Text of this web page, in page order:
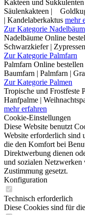
Kakteen und
Säulenkakteen |
| Kandelaberkaktus mehr
Zur Kategorie
Nadelbäume Online
Schwarzkiefer |
Zur Kategorie Palmfarn
Palmfarn Online bestellen
Baumfarn | Palmfarn |
Zur Kategorie Palmen
Tropische und Frostfeste
Hanfpalme |
mehr erfahren
Cookie-Einstellungen
Diese Website benutzt
Website erforderlich sind
die den Komfort bei
Direktwerbung dienen
und sozialen
Zustimmung gesetzt.
Konfiguration
Technisch erforderlich
Diese Cookies sind für